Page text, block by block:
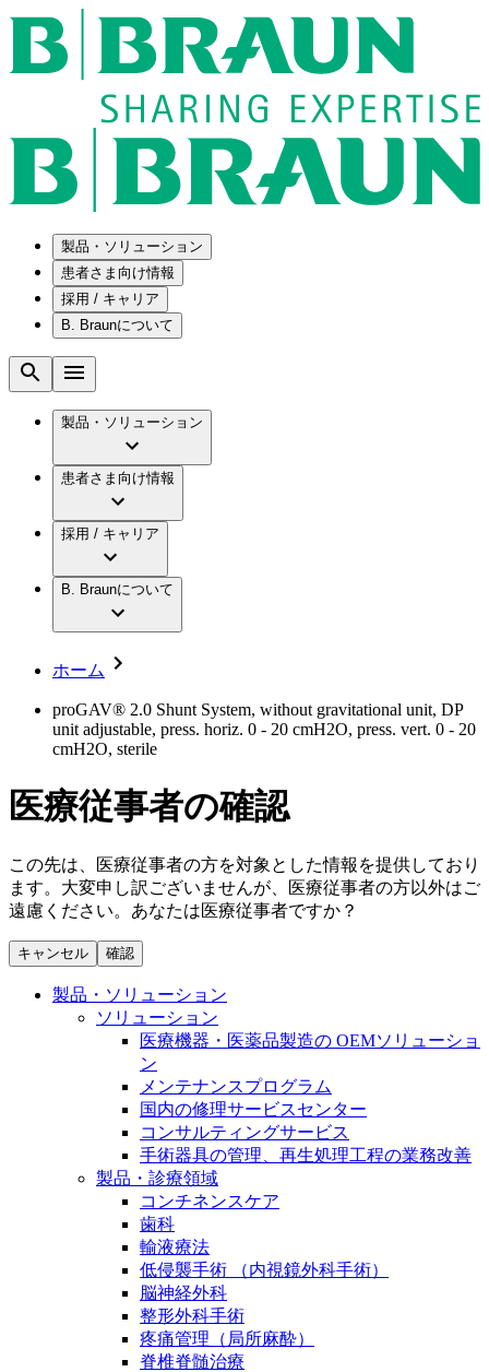
製品・ソリューション
ソリューション
メンテナンスプログラム
国内の修理サービスセンター
手術器具の管理、再生処理工程の業務改善
製品・診療領域
歯科
低侵襲手術 （内視鏡外科手術）
脊椎脊髄治療
手術用鋼製器具と滅菌コンテナーシステム
縫合糸 / 皮膚用接着剤
創傷ケア
ソリューション
製品・診療領域
製品ポートフォリオ​
こちらの製品ポートフォリオからも、製品をお探しい
ただくことができます。
患者さま向け情報
腰椎椎間板ヘルニアについて
水頭症について
慢性創傷の治癒
アクトリーン ハイライト カテ
アクトリーン ハイライト セット
疾患・症状
膝関節の構造とその疾患
身体の中で最も大きい関節である膝関節。日常の生活
を支える、その機能や特徴とは？傷めてしまった場合
水頭症について
「水頭症」とはどのような疾患なのでしょう。成人に
多い水頭症と、小児に多い水頭症の特徴と症状、検査
や治療法など「水頭症」の概要を知っていただくこと
ができます。
採用 / キャリア
ビー・ブラウンエースクラップ株式会社の
ビー・ブラウンエースクラップ株式会社の
会社概要
報
要
キャリア（B. Braunで働くということ）
私たちのカルチャー
採用情報
キャリア（B. Braunで働くということ）
採用情報
ビー・ブラウンエースクラッﾌﾟで新たな可能性を見つ
けませんか？現在募集中のポジションをご覧いただけ
ます。
B. Braunについて
ビジョンとバリュー
ブランド
ついて
イノベーション
私たちの責任
多様性
お問合せ
お問合せフォーム
取材・撮影のお申込み
ニューススペース
ニュースリリース
医療従事者さま向けニュース
会社
私たちの責任
ニューススペース
エースクラップアカデミー
医療に携わるあらゆる方々に、学びと情報共有の場を
提供していくことを目指します。
製品・ソリューション
患者さま向け情報
採用 / キャリア
B. Braunについて
ホーム
proGAV® 2.0 Shunt System, without gravitational unit, DP
unit adjustable, press. horiz. 0 - 20 cmH2O, press. vert. 0 - 20
cmH2O, sterile
医療従事者の確認
この先は、医療従事者の方を対象とした情報を提供しており
ます。大変申し訳ございませんが、医療従事者の方以外はご
遠慮ください。あなたは医療従事者ですか？
キャンセル 確認
製品・ソリューション
ソリューション
医療機器・医薬品製造の OEMソリューショ
ン
メンテナンスプログラム
国内の修理サービスセンター
コンサルティングサービス
手術器具の管理、再生処理工程の業務改善
製品・診療領域
コンチネンスケア
歯科
輸液療法
低侵襲手術 （内視鏡外科手術）
脳神経外科
整形外科手術
疼痛管理（局所麻酔）
脊椎脊髄治療